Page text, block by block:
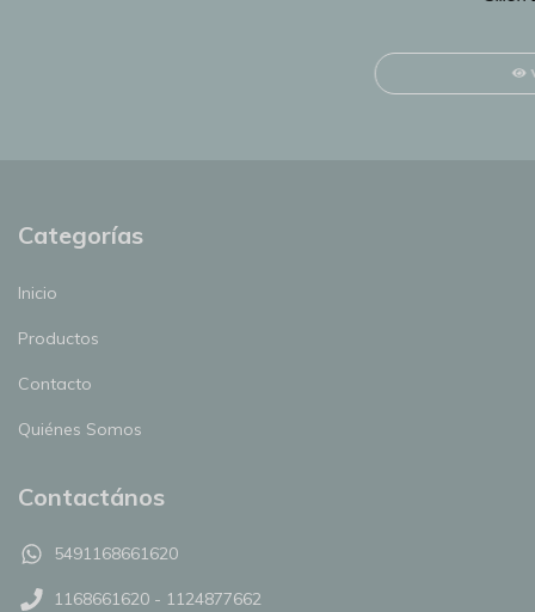
Categorías
Inicio
Productos
Contacto
Quiénes Somos
Contactános
5491168661620
1168661620 - 1124877662